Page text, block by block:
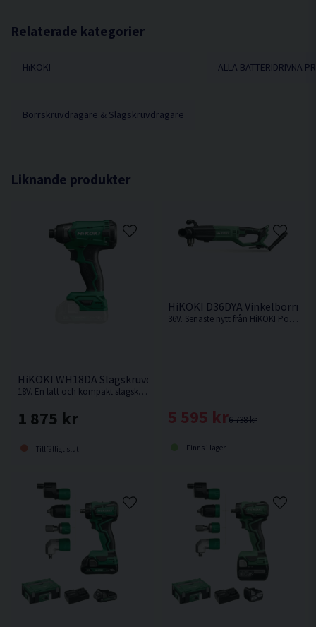
Kapacitet standardbult M14
Skruvkapacitet 8 mm
Slagtal obelastad 0-4000/min
Ljudeffekt dB(A) 100
Vikt u/batteri 0,8 kg
Relaterade kategorier
HiKOKI ALLA BATTERIDRIVNA
Borrskruvdragare & Slagskruvdragare
Liknande produkter
HiKOKI WH18DA Slagskruvdragare 18V
18V. En lätt och kompakt slagskruvdragare med längd och vikt som en 12V maskin. Levereras utan batteri och laddare.
1 875 kr
Tillfälligt slut
HiKOKI D36DYA
36V. Senaste nytt från HiKOKI Powertools. Kraftfull vinkelborrmaskin med kolborstfri motor. Levereras utan batteri & laddare i kartong.
6 738 kr
5 595 kr
Finns i lager